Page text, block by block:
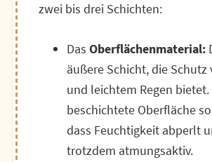
zwei bis drei Schichten:
Das Oberflächenmaterial:
äußere Schicht, die Schutz
und leichtem Regen
beschichtete Oberfläche
dass Feuchtigkeit abperlt
trotzdem atmungsaktiv.